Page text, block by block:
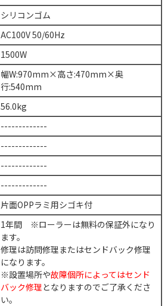
シリコンゴム
AC100V 50/60Hz
1500W
幅W:970mm×高さ:470mm×奥
行:540mm
56.0kg
-------------
-------------
-------------
-------------
片面OPPラミ用シゴキ付
1年間 ※ローラーは無料の保証外になり
ます。
修理は訪問修理またはセンドバック修理
になります。
※設置場所や故障個所によってはセンド
バック修理となりますのでご了承くださ
い。